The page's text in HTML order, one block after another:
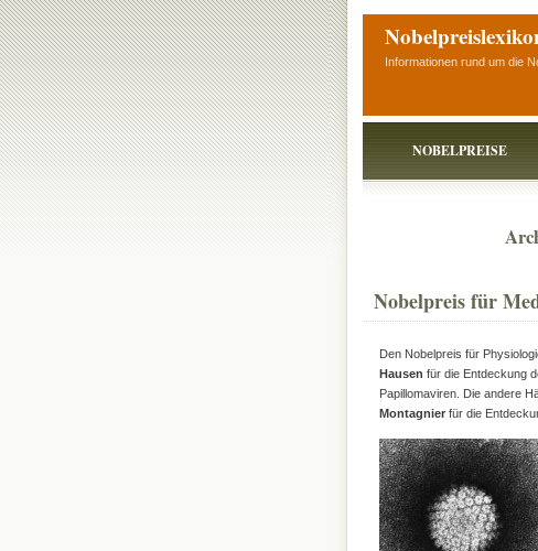
Informationen rund um die
NOBELPREISE
Nobelpreis für
Den Nobelpreis für
Hausen für die Entdeckung
Papillomaviren. Die andere
Montagnierfür die